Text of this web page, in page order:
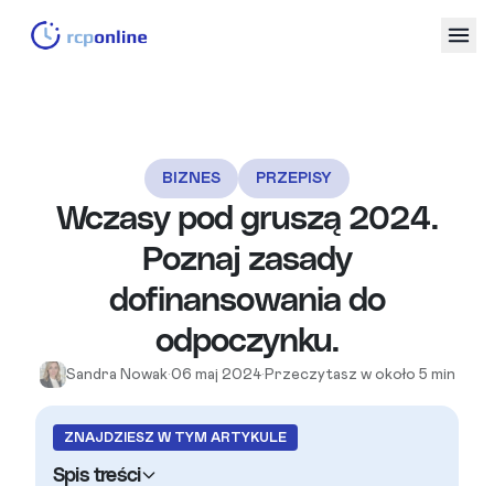
BIZNES PRZEPISY
Wczasy pod gruszą 2024.
Poznaj zasady
dofinansowania do
odpoczynku.
Sandra Nowak•06 maj 2024• Przeczytasz w około 5 min
ZNAJDZIESZ W TYM ARTYKULE
Spis treści